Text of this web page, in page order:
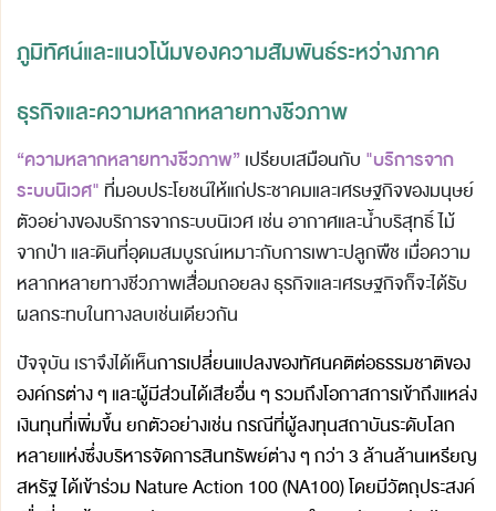
ภูมิทัศน์และแนวโน้มของความสัมพันธ์ระหว่างภาค
ธุรกิจและความหลากหลายทางชีวภาพ
“ความหลากหลายทางชีวภาพ”เปรียบเสมือนกับ "บริการจาก
ระบบนิเวศ" ที่มอบประโยชน์ให้แก่ประชาคมและเศรษฐกิจของมนุษย์
ตัวอย่างของบริการจากระบบนิเวศ เช่น อากาศและน้ำบริสุทธิ์ ไม้
จากป่า และดินที่อุดมสมบูรณ์เหมาะกับการเพาะปลูกพืช เมื่อความ
หลากหลายทางชีวภาพเสื่อมถอยลง ธุรกิจและเศรษฐกิจก็จะได้รับ
ผลกระทบในทางลบเช่นเดียวกัน
ปัจจุบัน เราจึงได้เห็นการเปลี่ยนแปลงของทัศนคติต่อธรรมชาติของ
องค์กรต่าง ๆ และผู้มีส่วนได้เสียอื่น ๆ รวมถึงโอกาสการเข้าถึงแหล่ง
เงินทุนที่เพิ่มขึ้น ยกตัวอย่างเช่น กรณีที่ผู้ลงทุนสถาบันระดับโลก
หลายแห่งซึ่งบริหารจัดการสินทรัพย์ต่าง ๆ กว่า 3 ล้านล้านเหรียญ
สหรัฐ ได้เข้าร่วม Nature Action 100 (NA100) โดยมีวัตถุประสงค์